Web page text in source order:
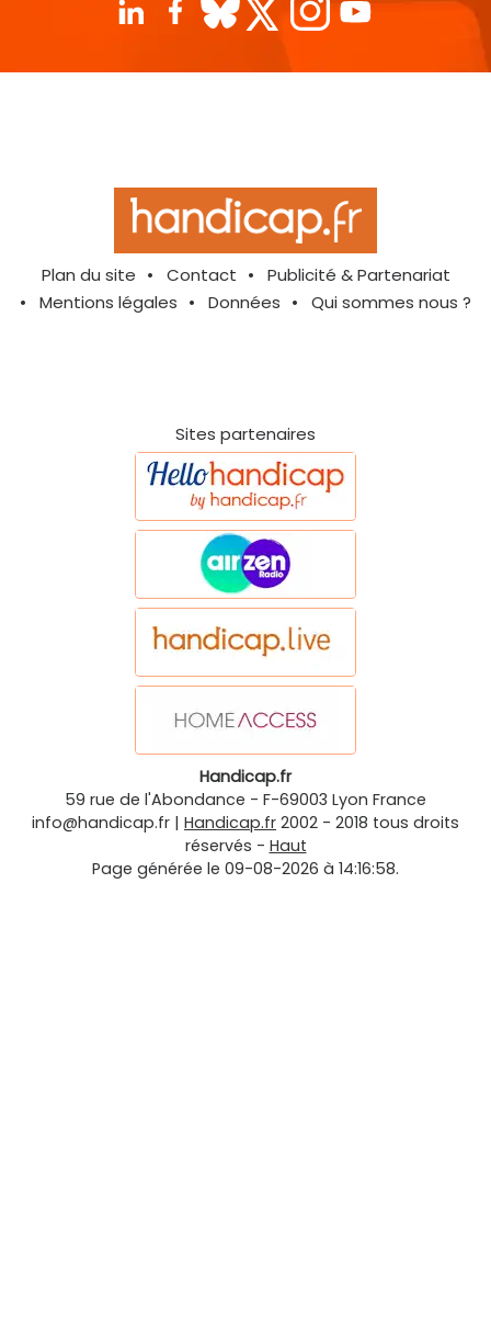
Plan du site Contact
Publicité & Partenariat
Mentions légales
Données Qui sommes nous ?
Sites partenaires
Handicap.fr
59 rue de l'Abondance - F-69003 Lyon France
info@handicap.fr | Handicap.fr 2002 - 2018 tous droits
réservés - Haut
Page générée le 09-08-2026 à 14:16:58.